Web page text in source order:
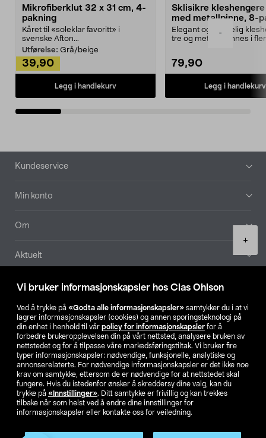
Vi bruker informasjonskapsler hos Clas Ohlson
Ved å trykke på «Godta alle informasjonskapsler» samtykker du i at vi
lagrer informasjonskapsler (cookies) og annen sporingsteknologi på
din enhet i henhold til vår policy for informasjonskapsler for å
forbedre brukeropplevelsen din på vårt nettsted, analysere bruken av
nettstedet og for å tilpasse våre markedsføringstiltak. Vi bruker fire
typer informasjonskapsler: nødvendige, funksjonelle, analytiske og
annonserelaterte. For nødvendige informasjonskapsler er det ikke noe
krav om samtykke, ettersom de er nødvendige for at nettstedet skal
fungere. Hvis du istedenfor ønsker å skreddersy dine valg, kan du
trykke på «Innstillinger». Ditt samtykke er frivillig og kan trekkes
tilbake når som helst ved å endre dine innstillinger for
informasjonskapsler eller kontakte oss for veiledning.
-
+
Mikrofiberklut 32 x 31 cm, 4-
pakning
Kåret til «soleklar favoritt» i
svenske Afton...
Utførelse: Grå/beige
39,90
Legg i handlekurv
Sklisikre
med metallpinne, 8-
Elegant og skikkelig
tre og metall – finnes i
79,90
Legg i handlekurv
Bunntekst
Kundeservice
Min konto
Om
Aktuelt
Våre selskaper
Finn din butikk
SE NO FI
Endre til priser ekskl. moms